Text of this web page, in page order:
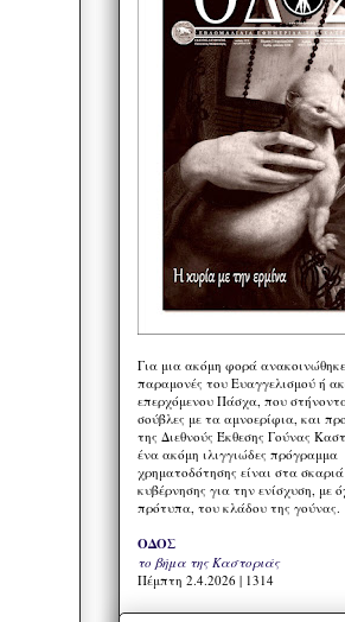
Για μια ακόμη φορά
παραμονές του Ευαγγελισμού ή
επερχόμενου Πάσχα, που
σούβλες με τα αμνοερίφια, και
της Διεθνούς Έκθεσης Γούνας
ένα ακόμη ιλιγγιώδες πρόγραμμα
χρηματοδότησης είναι στα
κυβέρνησης για την ενίσχυση, με
πρότυπα, του κλάδου της γούνας.
ΟΔΟΣ
το βήμα της Καστοριάς
Πέμπτη 2.4.2026 | 1314